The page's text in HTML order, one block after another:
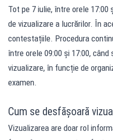
Tot pe 7 iulie, între orele 17:00
de vizualizare a lucrărilor. În
contestațiile. Procedura
între orele 09:00 și 17:00,
vizualizare, în funcție de
examen.
Cum se desfășoară
Vizualizarea are doar rol